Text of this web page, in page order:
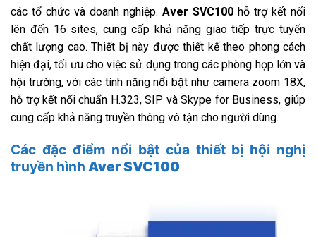
các tổ chức và doanh nghiệp. Aver SVC100 hỗ trợ kết nối
lên đến 16 sites, cung cấp khả năng giao tiếp trực tuyến
chất lượng cao. Thiết bị này được thiết kế theo phong cách
hiện đại, tối ưu cho việc sử dụng trong các phòng họp lớn và
hội trường, với các tính năng nổi bật như camera zoom 18X,
hỗ trợ kết nối chuẩn H.323, SIP và Skype for Business, giúp
cung cấp khả năng truyền thông vô tận cho người dùng.
Các đặc điểm nổi bật của thiết bị hội nghị
truyền hình Aver SVC100